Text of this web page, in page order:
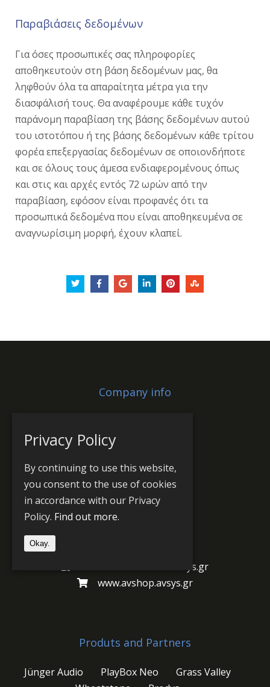
Παραβιάσεις δεδομένων
Για όσες προσωπικές σας πληροφορίες
αποθηκευτούν στη βάση δεδομένων μας, θα
ληφθούν όλα τα απαραίτητα μέτρα για την
διασφάλισή τους. Θα αναφέρουμε κάθε τυχόν
παράνομη παραβίαση της βάσης δεδομένων αυτού
του ιστοτόπου ή της βάσης δεδομένων κάθε τρίτου
φορέα επεξεργασίας δεδομένων σε οποιονδήποτε
και σε όλους τους άμεσα ενδιαφερομένους όπως
και στις και αρχές εντός 72 ωρών από την
παραβίαση, εφόσον είναι προφανές ότι τα
προσωπικά δεδομένα που είναι αποθηκευμένα σε
αναγνωρίσιμη μορφή, έχουν κλαπεί.
Company info
Nea Palatia – Attika
Greece
POBOX 6722
www.facebook.com/avsys.gr
www.avshop.avsys.gr
Produts and Partners
Jünger Audio PlayBox Neo
Grass Valley
Privacy Policy
By continuing to use this website,
you consent to the use of cookies
in accordance with our Privacy
Policy. Find out more.
Okay.